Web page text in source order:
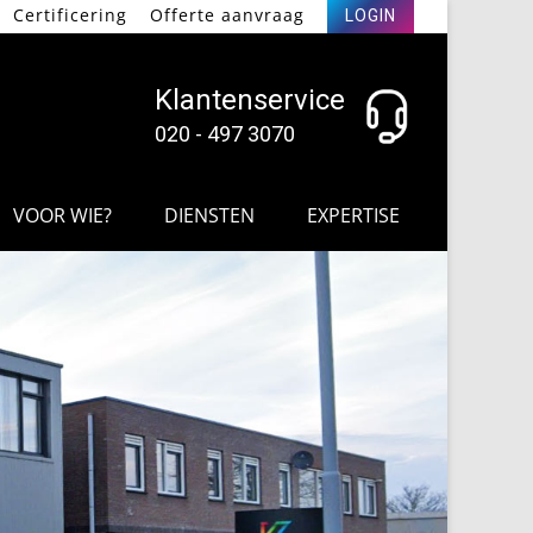
Certificering Offerte aanvraag LOGIN
Klantenservice
020 - 497 3070
VOOR WIE? DIENSTEN EXPERTISE